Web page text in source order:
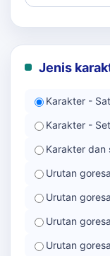
Jenis
Karakter -
Karakter -
Karakter dan
Urutan
Urutan
Urutan
Urutan